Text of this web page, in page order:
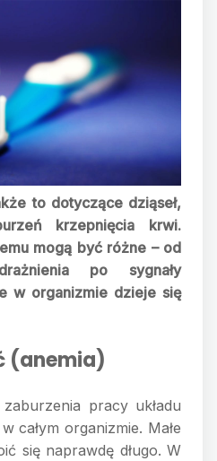
to dotyczące dziąseł,
krzepnięcia krwi.
mogą być różne – od
po sygnały
w organizmie dzieje się
(anemia)
pracy układu
całym organizmie. Małe
się naprawdę długo. W